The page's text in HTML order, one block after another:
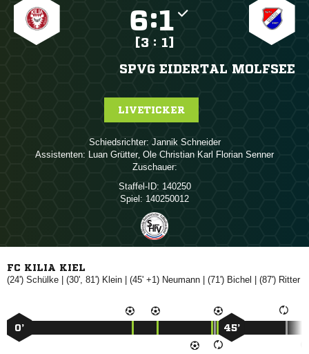
:
[3 : 1]
SPVG EIDERTAL MOLFSEE
LIVETICKER
Schiedsrichter:  
Assistenten:  ,     
Zuschauer:
Staffel-ID: 140250
Spiel: 140250012
FC KILIA KIEL
(24')  | (30', 81')  | (45' +1)  | (71')  | (87') 
0’ 45’